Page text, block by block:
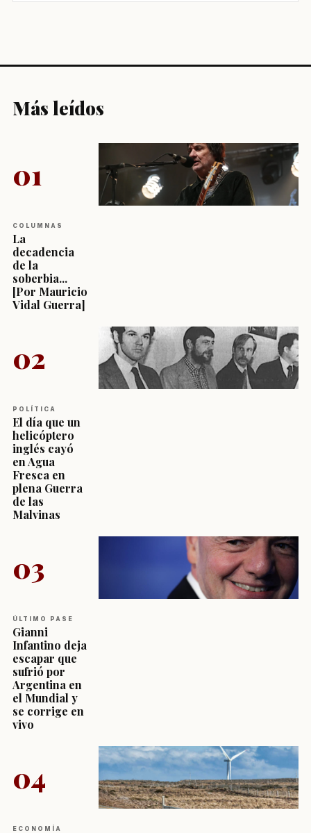
Más leídos
01
COLUMNAS
La
decadencia
de la
soberbia...
[Por Mauricio
Vidal Guerra]
02
POLÍTICA
El día que un
helicóptero
inglés cayó
en Agua
Fresca en
plena Guerra
de las
Malvinas
03
ÚLTIMO PASE
Gianni
Infantino deja
escapar que
sufrió por
Argentina en
el Mundial y
se corrige en
vivo
04
ECONOMÍA